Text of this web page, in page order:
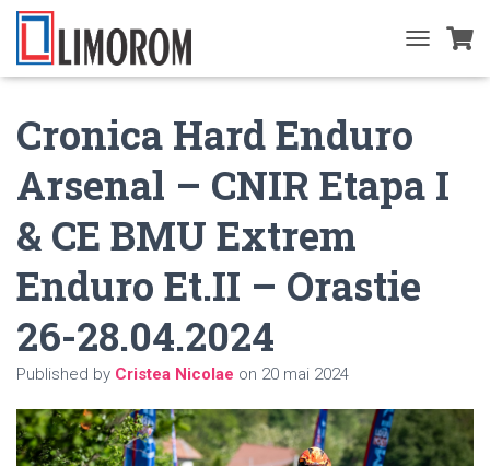
O
N
A
A
T
Cronica Hard Enduro
Arsenal – CNIR Etapa I
& CE BMU Extrem
Enduro Et.II – Orastie
26-28.04.2024
Published by Cristea Nicolae on 20 mai 2024